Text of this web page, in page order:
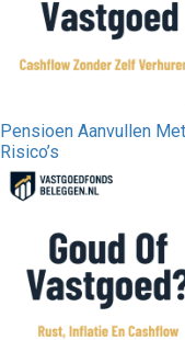
Pensioen Aanvullen
Risico’s